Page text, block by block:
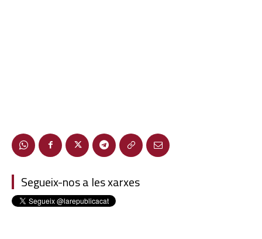
Segueix-nos a les xarxes